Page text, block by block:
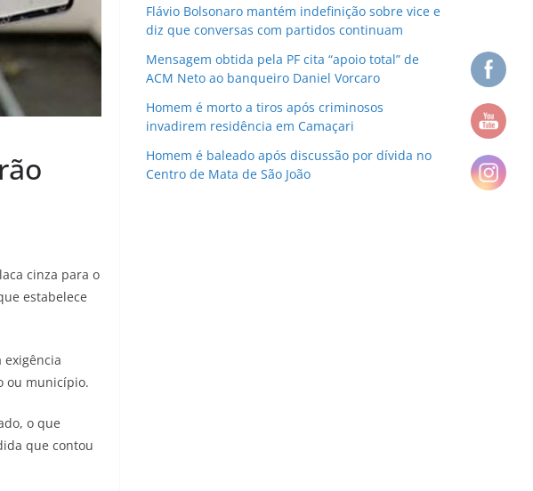
cinza para o
estabelece
ou município.
o que
que contou
Flávio Bolsonaro mantém indefinição sobre vice e
diz que conversas com partidos continuam
Mensagem obtida pela PF cita “apoio total” de
ACM Neto ao banqueiro Daniel Vorcaro
Homem é morto a tiros após criminosos
invadirem residência em Camaçari
Homem é baleado após discussão por dívida no
Centro de Mata de São João